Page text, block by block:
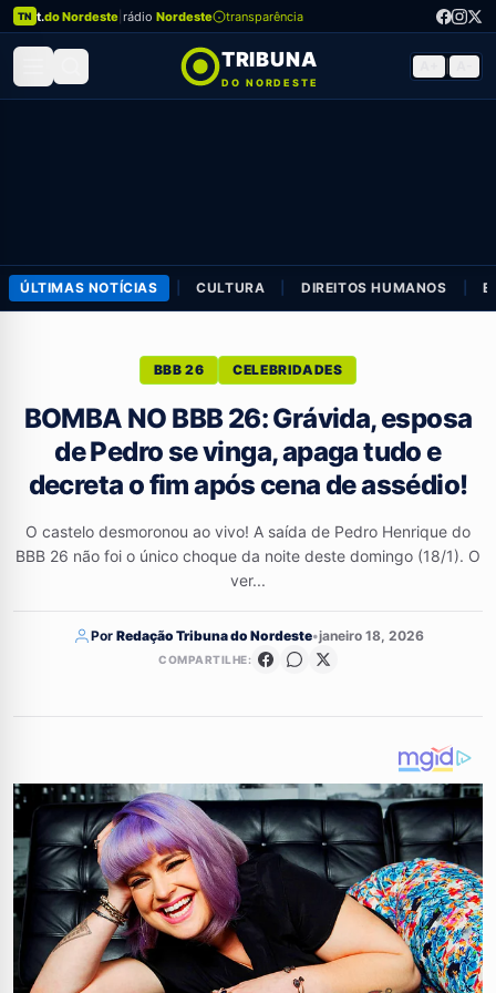
TN t.do Nordeste rádio Nordeste transparência
TRIBUNA
DO NORDESTE
ÚLTIMAS NOTÍCIAS CULTURA DIREITOS HUMANOS
BBB 26 CELEBRIDADES
BOMBA NO BBB 26: Grávida, esposa
de Pedro se vinga, apaga tudo e
decreta o fim após cena de assédio!
O castelo desmoronou ao vivo! A saída de Pedro Henrique do
BBB 26 não foi o único choque da noite deste domingo (18/1). O
ver...
Por Redação Tribuna do Nordeste•janeiro 18, 2026
COMPARTILHE: